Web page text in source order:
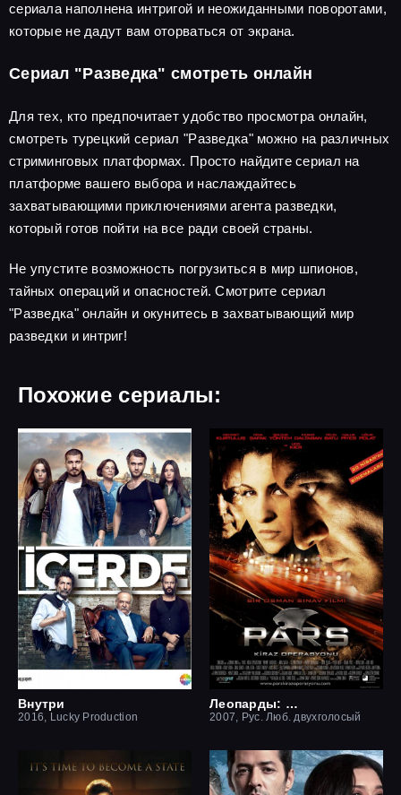
сериала наполнена интригой и неожиданными поворотами,
которые не дадут вам оторваться от экрана.
Сериал "Разведка" смотреть онлайн
Для тех, кто предпочитает удобство просмотра онлайн,
смотреть турецкий сериал "Разведка" можно на различных
стриминговых платформах. Просто найдите сериал на
платформе вашего выбора и наслаждайтесь
захватывающими приключениями агента разведки,
который готов пойти на все ради своей страны.
Не упустите возможность погрузиться в мир шпионов,
тайных операций и опасностей. Смотрите сериал
"Разведка" онлайн и окунитесь в захватывающий мир
разведки и интриг!
Похожие сериалы:
Внутри
2016, Lucky Production
Леопарды: Операция вишня
2007, Рус. Люб. двухголосый